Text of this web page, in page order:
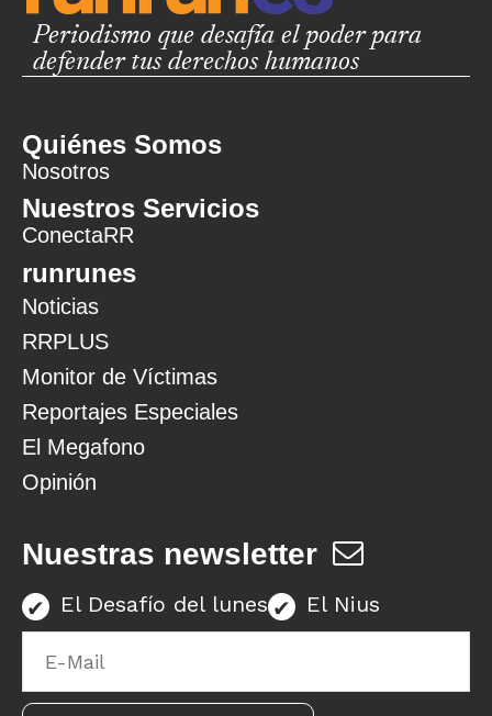
Periodismo que desafía el poder para
defender tus derechos humanos
Quiénes Somos
Nosotros
Nuestros Servicios
ConectaRR
runrunes
Noticias
RRPLUS
Monitor de Víctimas
Reportajes Especiales
El Megafono
Opinión
Nuestras newsletter
El Desafío del lunes El Nius